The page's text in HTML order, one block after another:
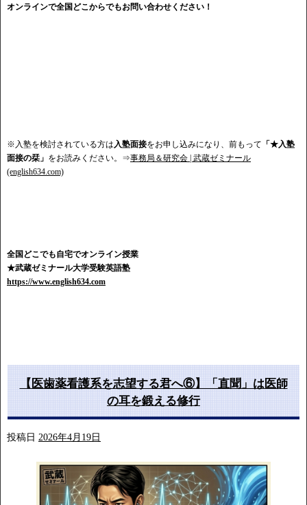
オンラインで全国どこからでもお問い合わせください！
※入塾を検討されている方は 入塾面接をお申し込みになり、前もって 「★入塾
面接の栞」 をお読みください。⇒事務局＆研究会 | 武蔵ゼミナール
(english634.com)
全国どこでも自宅でオンライン授業
★武蔵ゼミナール大学受験英語塾
https://www.english634.com
【医歯薬看護系を志望する君へ⑥】「直聞」は医師
の耳を鍛える修行
投稿日 2026年4月19日